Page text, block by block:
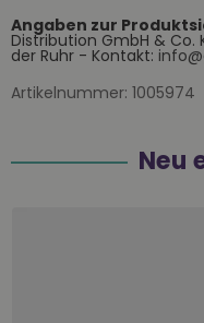
Angaben zur
Distribution GmbH & Co.
der Ruhr - Kontakt:
Artikelnummer: 1005974
Neu